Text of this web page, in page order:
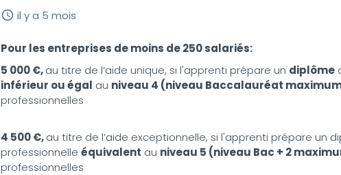
il y a 5 mois
Pour les entreprises de moins de 250 salariés:
5 000 €,au titre de l’aide unique, si l'apprenti prépare un diplôme
inférieur ou égal au niveau 4 (niveau Baccalauréat
professionnelles
4 500 €,au titre de l’aide exceptionnelle, si l'apprenti prépare un
professionnelle équivalent au niveau 5 (niveau Bac + 2
professionnelles